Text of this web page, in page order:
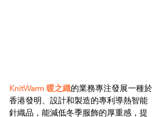
KnitWarm 暖之織的業務專注發展一種於
香港發明、設計和製造的專利導熱智能
針織品，能減低冬季服飾的厚重感，提